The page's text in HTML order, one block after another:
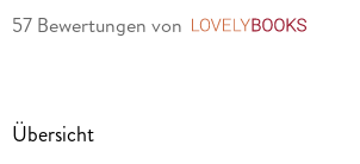
Jürgen Krätzer, Dr. phil. , geboren 1959,
Zeitschrift für Literatur, Kunst und Kritik die
57 Bewertungen von
Übersicht